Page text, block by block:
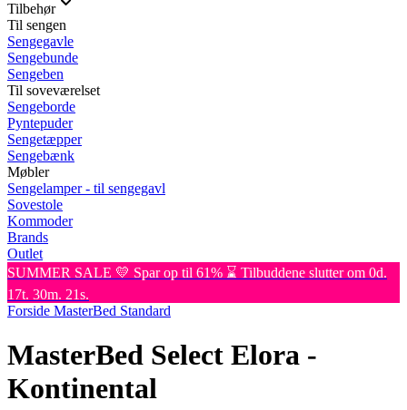
Tilbehør
Til sengen
Sengegavle
Sengebunde
Sengeben
Til soveværelset
Sengeborde
Pyntepuder
Sengetæpper
Sengebænk
Møbler
Sengelamper - til sengegavl
Sovestole
Kommoder
Brands
Outlet
SUMMER SALE 💛 Spar op til 61% ⌛ Tilbuddene slutter om 0d.
17t. 30m. 21s.
Forside MasterBed Standard
MasterBed Select Elora -
Kontinental